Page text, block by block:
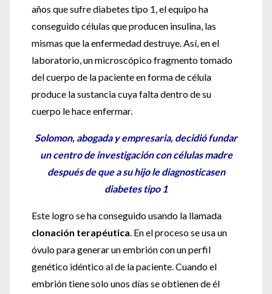
años que sufre diabetes tipo 1, el equipo ha
conseguido células que producen insulina, las
mismas que la enfermedad destruye. Así, en el
laboratorio, un microscópico fragmento tomado
del cuerpo de la paciente en forma de célula
produce la sustancia cuya falta dentro de su
cuerpo le hace enfermar.
Solomon, abogada y empresaria, decidió fundar
un centro de investigación con células madre
después de que a su hijo le diagnosticasen
diabetes tipo 1
Este logro se ha conseguido usando la llamada
clonación terapéutica. En el proceso se usa un
óvulo para generar un embrión con un perfil
genético idéntico al de la paciente. Cuando el
embrión tiene solo unos días se obtienen de él